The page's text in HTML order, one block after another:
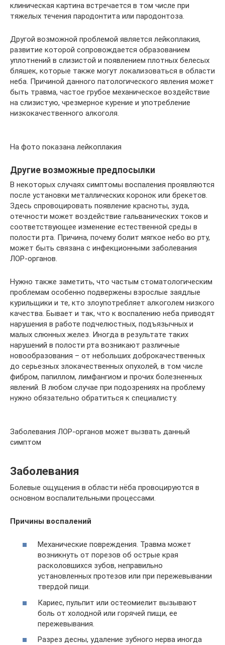
клиническая картина встречается в том числе при
тяжелых течения пародонтита или пародонтоза.
Другой возможной проблемой является лейкоплакия,
развитие которой сопровождается образованием
уплотнений в слизистой и появлением плотных белесых
бляшек, которые также могут локализоваться в области
неба. Причиной данного патологического явления может
быть травма, частое грубое механическое воздействие
на слизистую, чрезмерное курение и употребление
низкокачественного алкоголя.
На фото показана лейкоплакия
Другие возможные предпосылки
В некоторых случаях симптомы воспаления проявляются
после установки металлических коронок или брекетов.
Здесь спровоцировать появление красноты, зуда,
отечности может воздействие гальванических токов и
соответствующее изменение естественной среды в
полости рта. Причина, почему болит мягкое небо во рту,
может быть связана с инфекционными заболевания
ЛОР-органов.
Нужно также заметить, что частым стоматологическим
проблемам особенно подвержены взрослые заядлые
курильщики и те, кто злоупотребляет алкоголем низкого
качества. Бывает и так, что к воспалению неба приводят
нарушения в работе подчелюстных, подъязычных и
малых слюнных желез. Иногда в результате таких
нарушений в полости рта возникают различные
новообразования – от небольших доброкачественных
до серьезных злокачественных опухолей, в том числе
фибром, папиллом, лимфангиом и прочих болезненных
явлений. В любом случае при подозрениях на проблему
нужно обязательно обратиться к специалисту.
Заболевания ЛОР-органов может вызвать данный
симптом
Заболевания
Болевые ощущения в области нёба провоцируются в
основном воспалительными процессами.
Причины воспалений
Механические повреждения. Травма может
возникнуть от порезов об острые края
расколовшихся зубов, неправильно
установленных протезов или при пережевывании
твердой пищи.
Кариес, пульпит или остеомиелит вызывают
боль от холодной или горячей пищи, ее
пережевывания.
Разрез десны, удаление зубного нерва иногда